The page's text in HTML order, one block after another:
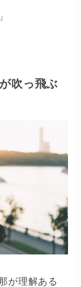
」
吹っ飛ぶ
が理解ある